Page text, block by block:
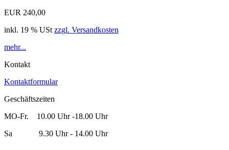
EUR 240,00
inkl. 19 % USt zzgl. Versandkosten
mehr...
Kontakt
Kontaktformular
Geschäftszeiten
MO-Fr. 10.00 Uhr -18.00 Uhr
Sa 9.30 Uhr - 14.00 Uhr